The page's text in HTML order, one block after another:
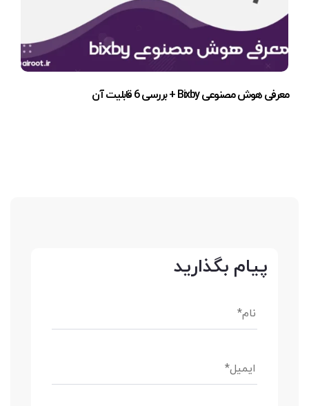
معرفی هوش مصنوعی Bixby + بررسی 6 قابلیت آن
پیام بگذارید